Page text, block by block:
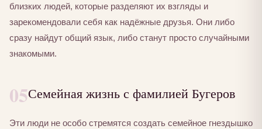
близких людей, которые разделяют их взгляды и
зарекомендовали себя как надёжные друзья. Они либо
сразу найдут общий язык, либо станут просто случайными
знакомыми.
05Семейная жизнь с фамилией Бугеров
Эти люди не особо стремятся создать семейное гнездышко